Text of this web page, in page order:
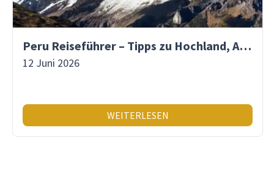
Peru Reiseführer – Tipps zu Hochland, Amazonas & Inka-Erbe
12 Juni 2026
WEITERLESEN